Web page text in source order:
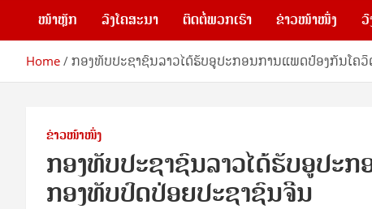
ໜ້າຫຼັກ ລົງໂຄສະນາ ຕິດຕໍ່ພວກເຮົາ ຂ່າວໜ້າໜຶ່ງ ວົ
Home ກອງທັບປະຊາຊົນລາວໄດ້ຮັບອູປະກອນການແພດປ້ອງກັນໂຄ
ຂ່າວໜ້າໜຶ່ງ
ກອງທັບປະຊາຊົນລາວໄດ້ຮັບອູປະ
ກອງທັບປົດປ່ອຍປະຊາຊົນຈີນ